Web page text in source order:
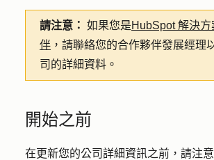
請注意： 如果您是HubSpot 解決
伴 ，請聯絡您的合作夥伴發展經理
司的詳細資料。
開始之前
在更新您的公司詳細資訊之前，請注意